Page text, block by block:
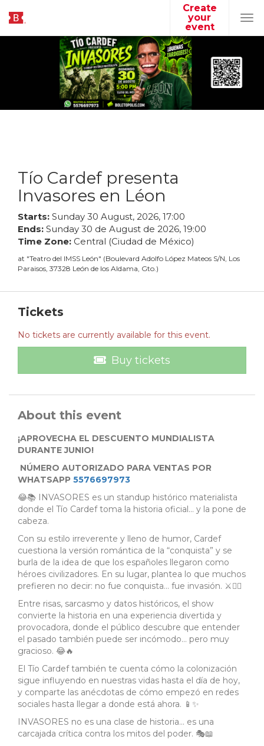
Create
your
event
Tío Cardef presenta
Invasores en Léon
Starts: Sunday 30 August, 2026, 17:00
Ends: Sunday 30 de August de 2026, 19:00
Time Zone: Central (Ciudad de México)
at "Teatro del IMSS León" (Boulevard Adolfo López Mateos S/N, Los
Paraisos, 37328 León de los Aldama, Gto.)
Tickets
No tickets are currently available for this event.
Buy tickets
About this event
¡APROVECHA EL DESCUENTO MUNDIALISTA
DURANTE JUNIO!
NÚMERO AUTORIZADO PARA VENTAS POR
WHATSAPP 5576697973
😂📚 INVASORES es un standup histórico materialista
donde el Tío Cardef toma la historia oficial… y la pone de
cabeza.
Con su estilo irreverente y lleno de humor, Cardef
cuestiona la versión romántica de la “conquista” y se
burla de la idea de que los españoles llegaron como
héroes civilizadores. En su lugar, plantea lo que muchos
prefieren no decir: no fue conquista… fue invasión. ⚔️🏴‍☠️
Entre risas, sarcasmo y datos históricos, el show
convierte la historia en una experiencia divertida y
provocadora, donde el público descubre que entender
el pasado también puede ser incómodo… pero muy
gracioso. 😂🔥
El Tío Cardef también te cuenta cómo la colonización
sigue influyendo en nuestras vidas hasta el día de hoy,
y comparte las anécdotas de cómo empezó en redes
sociales hasta llegar a donde está ahora. 📱✨
INVASORES no es una clase de historia… es una
carcajada crítica contra los mitos del poder. 🎭📖